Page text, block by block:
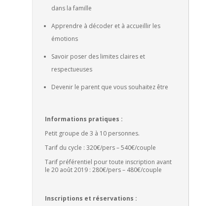
dans la famille
Apprendre à décoder et à accueillir les
émotions
Savoir poser des limites claires et
respectueuses
Devenir le parent que vous souhaitez être
Informations pratiques :
Petit groupe de 3 à 10 personnes.
Tarif du cycle : 320€/pers – 540€/couple
Tarif préférentiel pour toute inscription avant
le 20 août 2019 : 280€/pers – 480€/couple
Inscriptions et réservations :